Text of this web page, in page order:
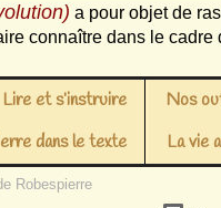
a pour objet de
connaître dans le
Lire et s’instruire Nos
dans le texte La vie
Robespierre